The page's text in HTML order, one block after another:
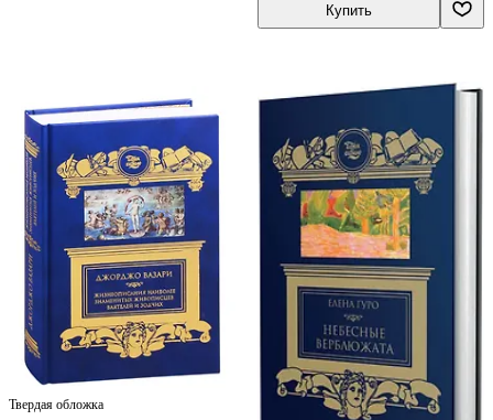
Купить
Твердая обложка